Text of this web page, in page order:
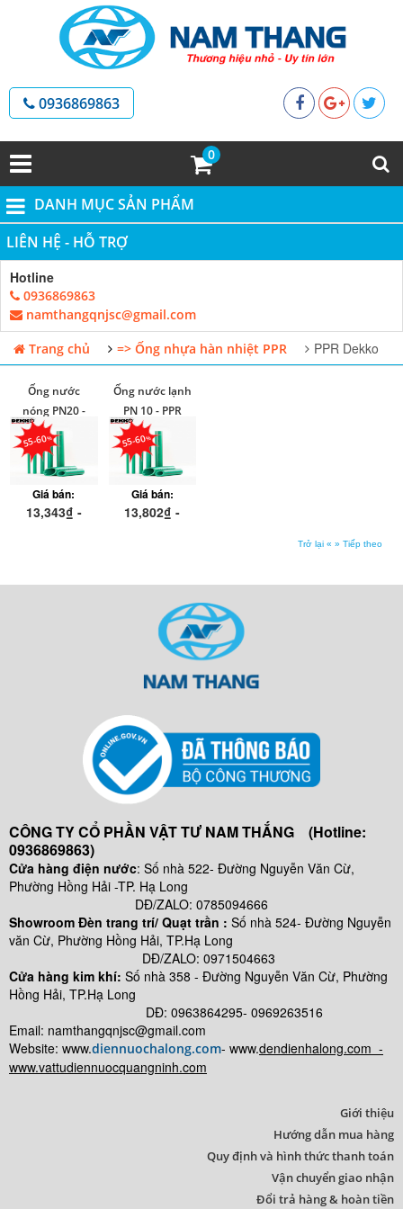
0936869863
0
DANH MỤC SẢN PHẨM
LIÊN HỆ - HỖ TRỢ
Hotline
0936869863
namthangqnjsc@gmail.com
Trang chủ
=> Ống nhựa hàn nhiệt PPR PPR Dekko
Ống nước
nóng PN20 -
PPR Dekko
55-60
Giá bán:
13,343₫ -
Ống nước lạnh
PN 10 - PPR
dekko
55-60
Giá bán:
13,802₫ -
Trở lại « » Tiếp theo
CÔNG TY CỔ PHẦN VẬT TƯ NAM THẮNG (Hotline:
0936869863)
Cửa hàng điện nước: Số nhà 522- Đường Nguyễn Văn Cừ,
Phường Hồng Hải -TP. Hạ Long
DĐ/ZALO: 0785094666
Showroom Đèn trang trí/ Quạt trần : Số nhà 524- Đường Nguyễn
văn Cừ, Phường Hồng Hải, TP.Hạ Long
DĐ/ZALO: 0971504663
Cửa hàng kim khí: Số nhà 358 - Đường Nguyễn Văn Cừ, Phường
Hồng Hải, TP.Hạ Long
DĐ: 0963864295- 0969263516
Email: namthangqnjsc@gmail.com
Website: www.diennuochalong.com- www.dendienhalong.com -
www.vattudiennuocquangninh.com
Giới thiệu
Hướng dẫn mua hàng
Quy định và hình thức thanh toán
Vận chuyển giao nhận
Đổi trả hàng & hoàn tiền